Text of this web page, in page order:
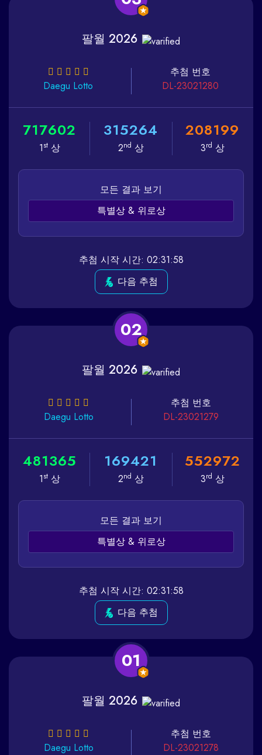
팔월 2026
Daegu Lotto
추첨 번호
DL-23021280
717602
1st상
315264
2nd 상
208199
3rd 상
모든 결과 보기
특별상 & 위로상
추첨 시작 시간: 02:31:58
다음 추첨
02
팔월 2026
Daegu Lotto
추첨 번호
DL-23021279
481365
1st상
169421
2nd 상
552972
3rd 상
모든 결과 보기
특별상 & 위로상
추첨 시작 시간: 02:31:58
다음 추첨
01
팔월 2026
Daegu Lotto
추첨 번호
DL-23021278